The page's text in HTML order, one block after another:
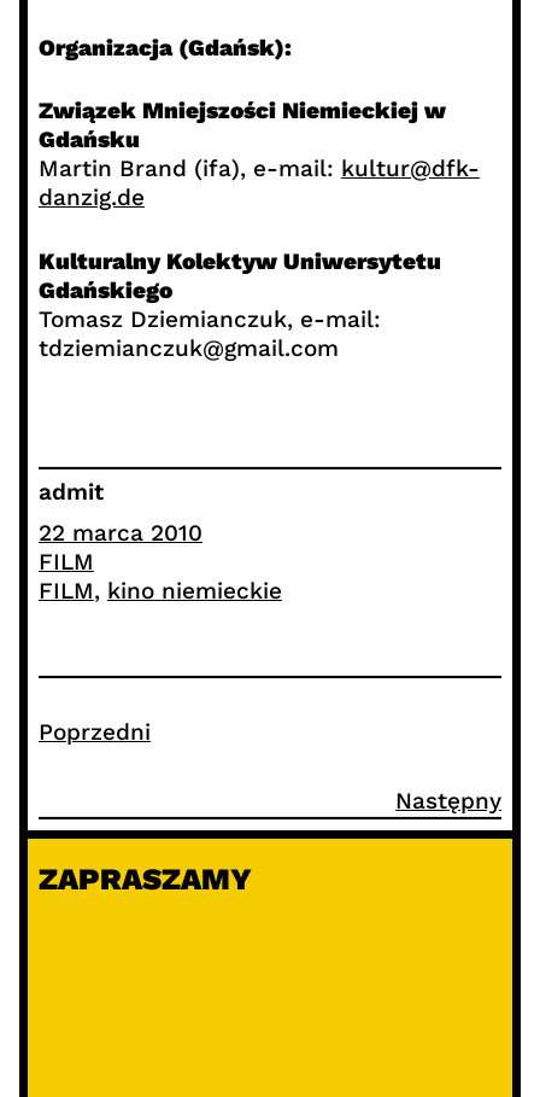
Organizacja (Gdańsk):
Związek Mniejszości Niemieckiej w
Gdańsku
Martin Brand (ifa), e-mail: kultur@dfk-
danzig.de
Kulturalny Kolektyw Uniwersytetu
Gdańskiego
Tomasz Dziemianczuk, e-mail:
tdziemianczuk@gmail.com
admit
22 marca 2010
FILM
FILM, kino niemieckie
Poprzedni
Następny
ZAPRASZAMY